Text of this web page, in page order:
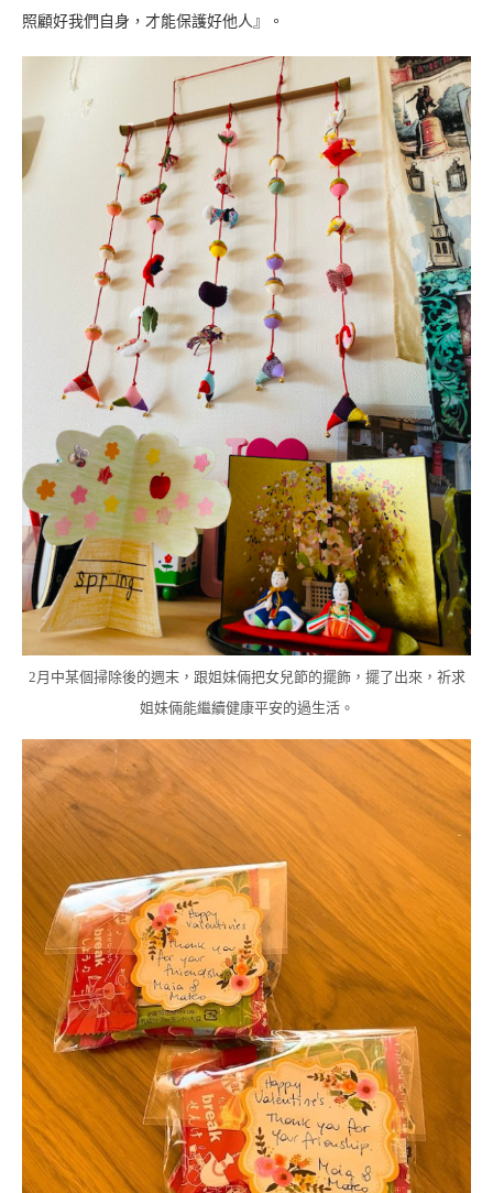
照顧好我們自身，才能保護好他人』。
2月中某個掃除後的週末，跟姐妹倆把女兒節的擺飾，擺了出來，祈求
姐妹倆能繼續健康平安的過生活。